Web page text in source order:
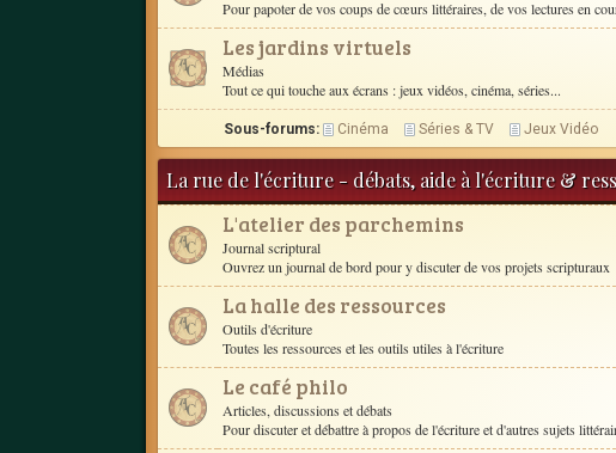
Pour papoter de vos coups de cœurs littéraires, de vos lectures en
Les jardins virtuels
Médias
Tout ce qui touche aux écrans : jeux vidéos, cinéma, séries...
Sous-forums: Cinéma Séries & TV Jeux Vidéo
La rue de l'écriture - débats, aide à l'écriture &
L'atelier des parchemins
Journal scriptural
Ouvrez un journal de bord pour y discuter de vos projets scripturaux
La halle des ressources
Outils d'écriture
Toutes les ressources et les outils utiles à l'écriture
Le café philo
Articles, discussions et débats
Pour discuter et débattre à propos de l'écriture et d'autres sujets